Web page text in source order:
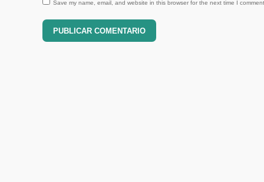
Save my name, email, and website in this browser for the next time I
PUBLICAR COMENTARIO